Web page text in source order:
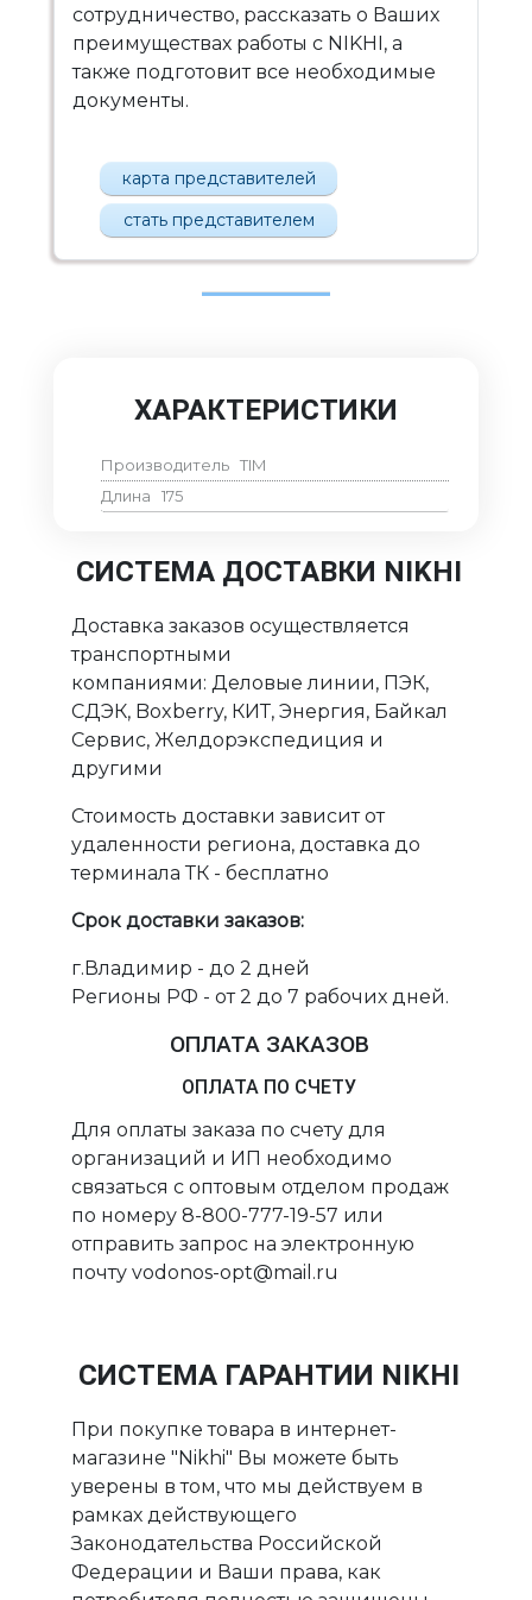
сотрудничество, рассказать о Ваших
преимуществах работы с NIKHI, а
также подготовит все необходимые
документы.
карта представителей
стать представителем
ХАРАКТЕРИСТИКИ
Производитель TIM
Длина
175
СИСТЕМА ДОСТАВКИ NIKHI
Доставка заказов осуществляется
транспортными
компаниями: Деловые линии, ПЭК,
СДЭК, Boxberry, КИТ, Энергия, Байкал
Сервис, Желдорэкспедиция и
другими
Стоимость доставки зависит от
удаленности региона, доставка до
терминала ТК - бесплатно
Срок доставки заказов:
г.Владимир - до 2 дней
Регионы РФ - от 2 до 7 рабочих дней.
ОПЛАТА ЗАКАЗОВ
ОПЛАТА ПО СЧЕТУ
Для оплаты заказа по счету для
организаций и ИП необходимо
связаться с оптовым отделом продаж
по номеру 8-800-777-19-57 или
отправить запрос на электронную
почту vodonos-opt@mail.ru
СИСТЕМА ГАРАНТИИ NIKHI
При покупке товара в интернет-
магазине "Nikhi" Вы можете быть
уверены в том, что мы действуем в
рамках действующего
Законодательства Российской
Федерации и Ваши права, как